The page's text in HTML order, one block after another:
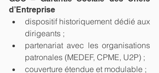
d’Entreprise
dispositif historiquement dédié aux
dirigeants ;
partenariat avec les organisations
patronales (MEDEF, CPME, U2P) ;
couverture étendue et modulable ;